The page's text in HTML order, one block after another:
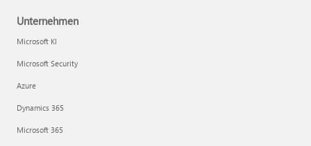
Unternehmen
Microsoft KI
Microsoft Security
Azure
Dynamics 365
Microsoft 365